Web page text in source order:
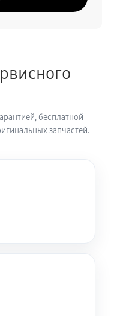
A65
бесплатной
запчастей.